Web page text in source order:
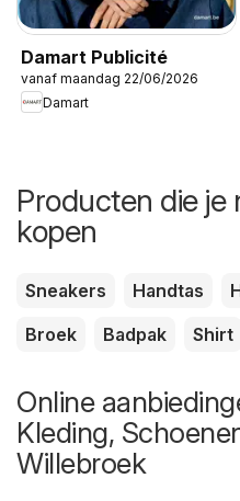
Damart Publicité
vanaf maandag 22/06/2026
Damart
Producten die je
kopen
Sneakers Handtas
Broek
Badpak Shirt
Online
Kleding,
Willebroek